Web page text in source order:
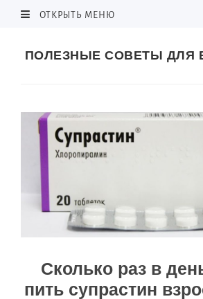
ОТКРЫТЬ МЕНЮ
ПОЛЕЗНЫЕ СОВЕТЫ ДЛЯ
Сколько раз в
пить супрастин